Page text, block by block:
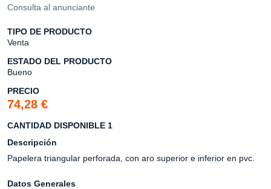
Consulta al anunciante
TIPO DE PRODUCTO
Venta
ESTADO DEL PRODUCTO
Bueno
PRECIO
74,28 €
CANTIDAD DISPONIBLE 1
Descripción
Papelera triangular perforada, con aro superior e inferior en pvc.
Datos Generales